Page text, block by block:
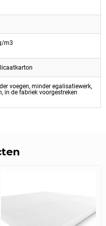
m3
voegen, minder egalisatiewerk,
in de fabriek voorgestreken